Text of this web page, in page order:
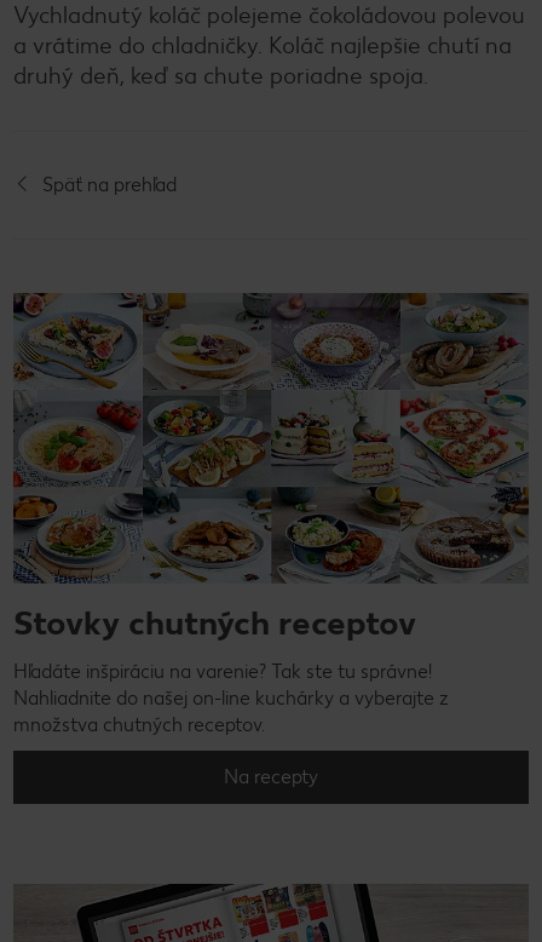
Vychladnutý koláč polejeme čokoládovou polevou
a vrátime do chladničky. Koláč najlepšie chutí na
druhý deň, keď sa chute poriadne spoja.
Späť na prehľad
Stovky chutných receptov
Hľadáte inšpiráciu na varenie? Tak ste tu správne!
Nahliadnite do našej on-line kuchárky a vyberajte z
množstva chutných receptov.
Na recepty